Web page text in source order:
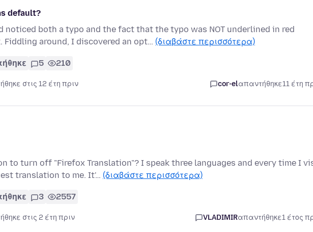
default?
noticed both a typo and the fact that the typo was NOT underlined in red
Fiddling around, I discovered an opt… (διαβάστε περισσότερα)
5 210
στις 12 έτη πριν cor-elαπαντήθηκε11 έτη
to turn off "Firefox Translation"? I speak three languages and every time I
translation to me. It'… (διαβάστε περισσότερα)
3 2557
στις 2 έτη πριν VLADIMIRαπαντήθηκε1 έτος